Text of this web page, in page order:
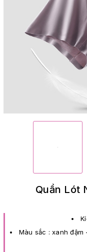
Quần Lót
Màu sắc : xanh